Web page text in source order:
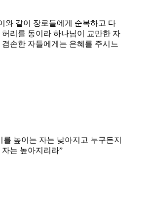
와 같이 장로들에게 순복하고 다
리를 동이라 하나님이 교만한 자
손한 자들에게는 은혜를 주시느
를 높이는 자는 낮아지고 누구든지
는 높아지리라”